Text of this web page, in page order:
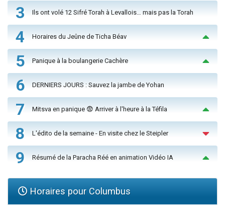
3 Ils ont volé 12 Sifré Torah à Levallois… mais pas la Torah
4 Horaires du Jeûne de Ticha Béav
5 Panique à la boulangerie Cachère
6 DERNIERS JOURS : Sauvez la jambe de Yohan
7 Mitsva en panique 😨 Arriver à l'heure à la Téfila
8 L'édito de la semaine - En visite chez le Steipler
9 Résumé de la Paracha Réé en animation Vidéo IA
Horaires pour Columbus